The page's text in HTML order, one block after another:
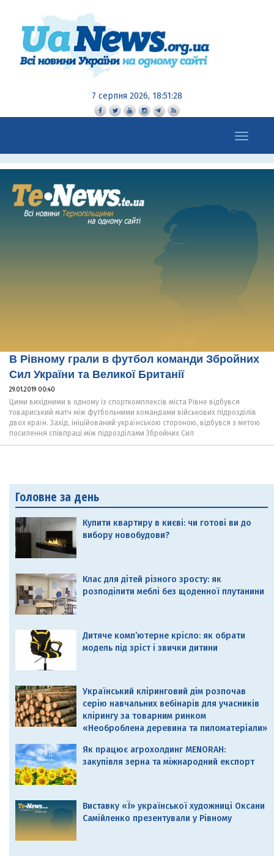
7 серпня 2026, 18:51:28
Toggle
navigation
В Рівному грали в футбол команди Збройних
Сил України та Великої Британії
29.01.2019 00:40
Цими вихідними в одному із спорткомплексів міста Рівне відбувся
товариський матч між футбольними командами військових підрозділів
двох країн. Захід, ініційований українською стороною, відбувся з метою
посилення співпраці між підрозділами Збройних Сил
Головне за день
Купити квартиру в києві: чи готові ви до
вибору новобудови?
Клас для дітей різного зросту: як
розподілити меблі без щоденної плутанини
Дитяче комп’ютерне крісло: як обрати
модель під зріст і звички дитини
Український кліринговий дім розпочав
серію навчальних вебінарів для учасників
клірингу за товарним ринком
«Необроблена деревина та пиломатеріали»
Як працює агрохолдинг MENORAH:
закупівля зерна та міжнародний експорт
Виставку «Ї» української художниці Оксани
Самійленко презентували у Рівному